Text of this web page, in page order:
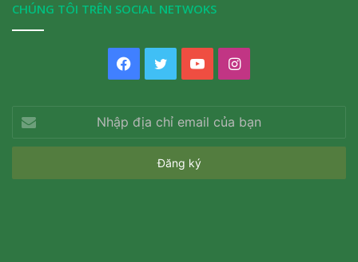
CHÚNG TÔI TRÊN SOCIAL NETWOKS
Facebook
TwitterYouTubeInstagram
địa
chỉ
của